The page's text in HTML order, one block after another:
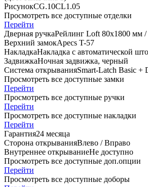
РисунокCG.10CL1.05
Просмотреть все доступные отделки
Перейти
Дверная ручкаРейлинг Loft 80х1800 мм
Верхний замокApecs T-57
НакладкаНакладка с автоматической
ЗадвижкаНочная задвижка, черный
Система открыванияSmart-Latch Basic +
Просмотреть все доступные замки
Перейти
Просмотреть все доступные ручки
Перейти
Просмотреть все доступные накладки
Перейти
Гарантия24 месяца
Сторона открыванияВлево / Вправо
Внутреннее открываниеНе доступно
Просмотреть все доступные доп.опции
Перейти
Просмотреть все доступные доборы